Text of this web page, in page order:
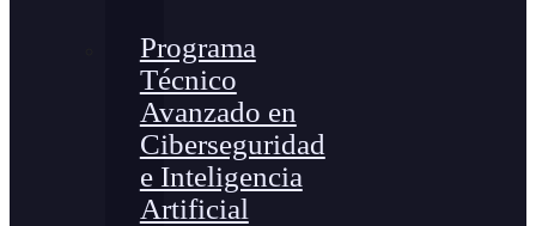
Programa
Técnico
Avanzado en
Ciberseguridad
e Inteligencia
Artificial